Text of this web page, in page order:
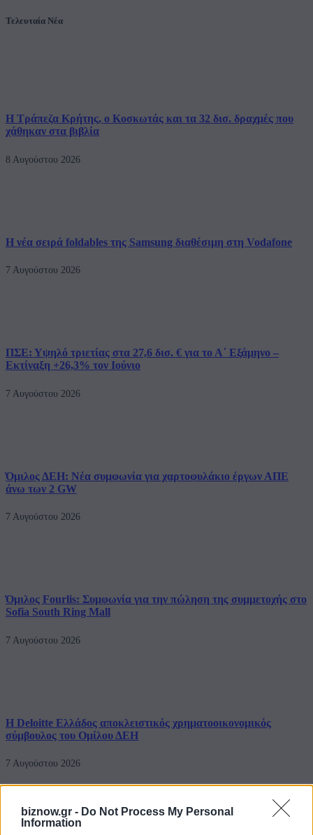
biznow.gr - Do Not Process My Personal
Information
Τελευταία Νέα
Η Τράπεζα Κρήτης, ο Κοσκωτάς και τα 32 δισ. δραχμές που
χάθηκαν στα βιβλία
8 Αυγούστου 2026
Η νέα σειρά foldables της Samsung διαθέσιμη στη Vodafone
7 Αυγούστου 2026
ΠΣΕ: Υψηλό τριετίας στα 27,6 δισ. € για το Α΄ Εξάμηνο –
Εκτίναξη +26,3% τον Ιούνιο
7 Αυγούστου 2026
Όμιλος ΔΕΗ: Νέα συμφωνία για χαρτοφυλάκιο έργων ΑΠΕ
άνω των 2 GW
7 Αυγούστου 2026
Όμιλος Fourlis: Συμφωνία για την πώληση της συμμετοχής στο
Sofia South Ring Mall
7 Αυγούστου 2026
Η Deloitte Ελλάδος αποκλειστικός χρηματοοικονομικός
σύμβουλος του Ομίλου ΔΕΗ
7 Αυγούστου 2026
Επίσημη κυκλοφορία των Galaxy Z Fold8 Ultra, Fold8,
Flip8, Watch Ultra2 και Watch9 από τη Samsung